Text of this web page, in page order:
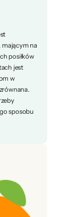
mającym na
posiłków
jest
w
sposobu